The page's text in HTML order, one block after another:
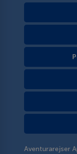
Aventurarejser